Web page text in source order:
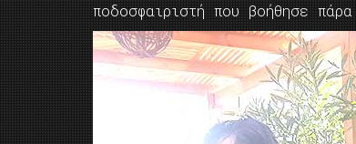
ποδοσφαιριστή που βοήθησε